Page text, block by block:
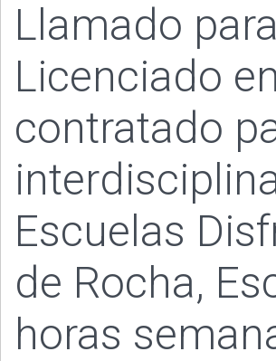
Llamado
Licenciado
contratado
Escuelas
de Rocha,
horas